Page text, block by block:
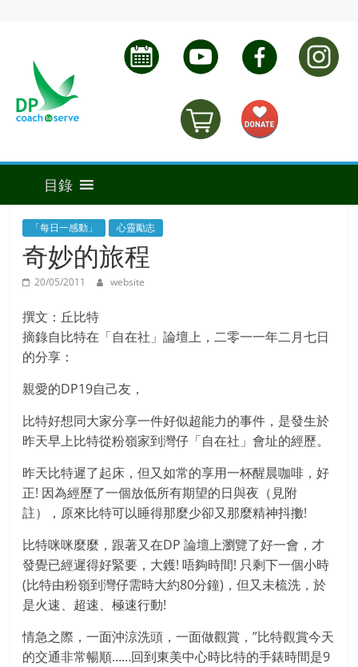
「每日一感動」 心靈勵志
奇妙的旅程
20/05/2011 website
撰文：丘比特
摘錄自比特在「自在社」論壇上，二零一一年二月七日
的分享：
親愛的DP19自己友，
比特好想同大家分享一件好似超能力的事件，是發生於
昨天早上比特從粉嶺家到灣仔「自在社」會址的經歷。
昨天比特遲了起床，但又如常的享用一杯醒晨咖啡，好
正! 因為經歷了一個放低所有期望的日與夜（見附
註），原來比特可以睡得那麼少卻又那麼精神抖擻!
比特咪咪麼麼，跟著又在DP 論壇上瀏覽了好一會，才
發覺已經遲得好緊要，大鑊! 唔夠時間! 只剩下一個小時
(比特由粉嶺到灣仔需時大約80分鐘)，但又未梳洗，於
是火速、超速、極速行動!
情急之際，一面沖涼洗頭，一面做觀賞，”比特觀賞今天
的交通非常暢順……回到東美中心時比特的手錶時間是9